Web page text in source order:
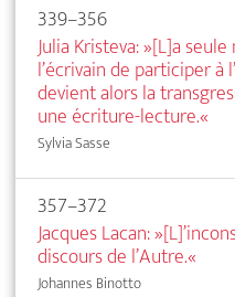
339–356
Julia Kristeva: »[L]a seule
l’écrivain de participer à
devient alors la
une écriture-lecture.«
Sylvia Sasse
357–372
Jacques Lacan:
discours de l’Autre.«
Johannes Binotto